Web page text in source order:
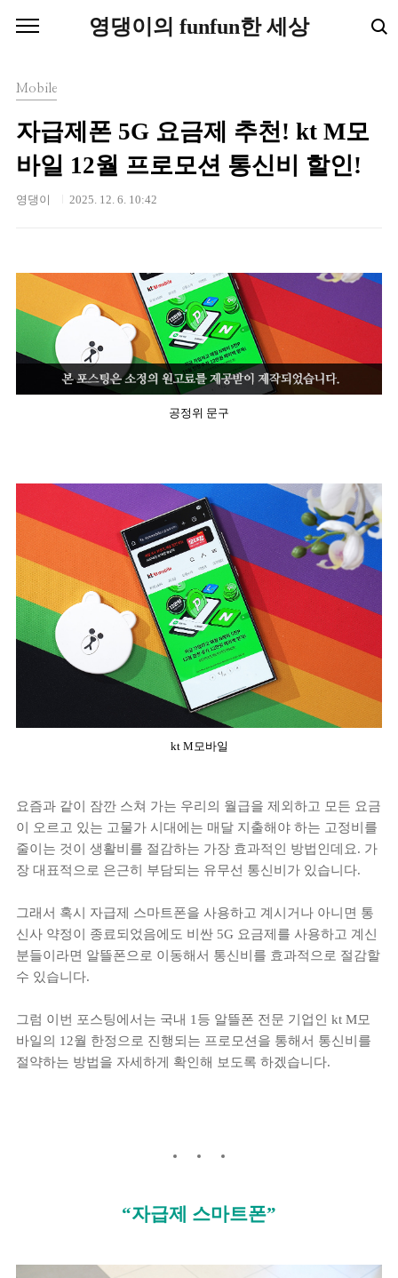
영댕이의 funfun한 세상
Mobile
자급제폰 5G 요금제 추천! kt M모
바일 12월 프로모션 통신비 할인!
영댕이 2025. 12. 6. 10:42
공정위 문구
kt M모바일
요즘과 같이 잠깐 스쳐 가는 우리의 월급을 제외하고 모든 요금
이 오르고 있는 고물가 시대에는 매달 지출해야 하는 고정비를
줄이는 것이 생활비를 절감하는 가장 효과적인 방법인데요. 가
장 대표적으로 은근히 부담되는 유무선 통신비가 있습니다.
그래서 혹시 자급제 스마트폰을 사용하고 계시거나 아니면 통
신사 약정이 종료되었음에도 비싼 5G 요금제를 사용하고 계신
분들이라면 알뜰폰으로 이동해서 통신비를 효과적으로 절감할
수 있습니다.
그럼 이번 포스팅에서는 국내 1등 알뜰폰 전문 기업인 kt M모
바일의 12월 한정으로 진행되는 프로모션을 통해서 통신비를
절약하는 방법을 자세하게 확인해 보도록 하겠습니다.
“자급제 스마트폰”